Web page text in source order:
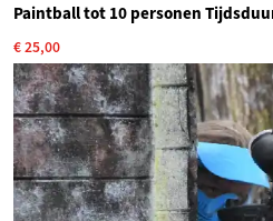
Paintball tot 10 personen
€ 25,00